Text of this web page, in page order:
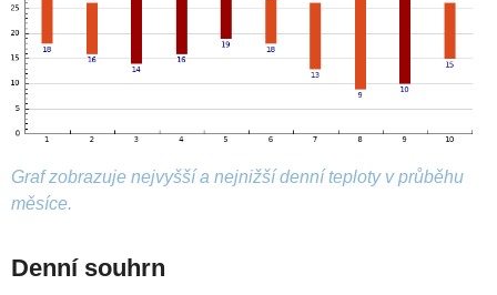
Graf zobrazuje nejvyšší a nejnižší denní teploty v průběhu
měsíce.
Denní souhrn